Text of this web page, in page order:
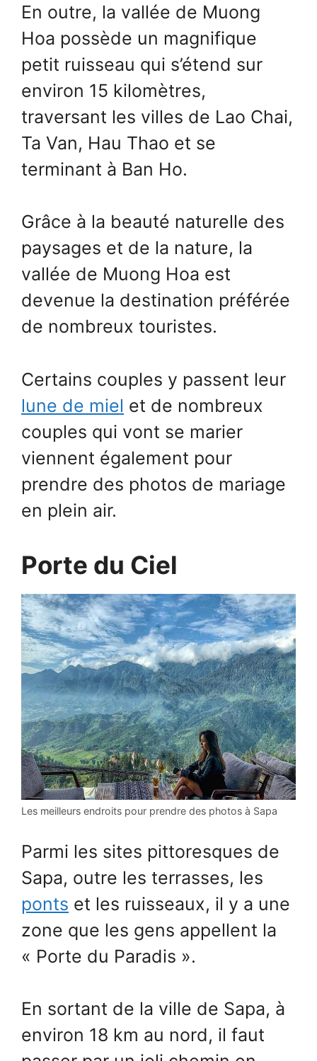
En outre, la vallée de Muong
Hoa possède un magnifique
petit ruisseau qui s’étend sur
environ 15 kilomètres,
traversant les villes de Lao Chai,
Ta Van, Hau Thao et se
terminant à Ban Ho.
Grâce à la beauté naturelle des
paysages et de la nature, la
vallée de Muong Hoa est
devenue la destination préférée
de nombreux touristes.
Certains couples y passent leur
lune de miel et de nombreux
couples qui vont se marier
viennent également pour
prendre des photos de mariage
en plein air.
Porte du Ciel
Les meilleurs endroits pour prendre des photos à Sapa
Parmi les sites pittoresques de
Sapa, outre les terrasses, les
ponts et les ruisseaux, il y a une
zone que les gens appellent la
« Porte du Paradis ».
En sortant de la ville de Sapa, à
environ 18 km au nord, il faut